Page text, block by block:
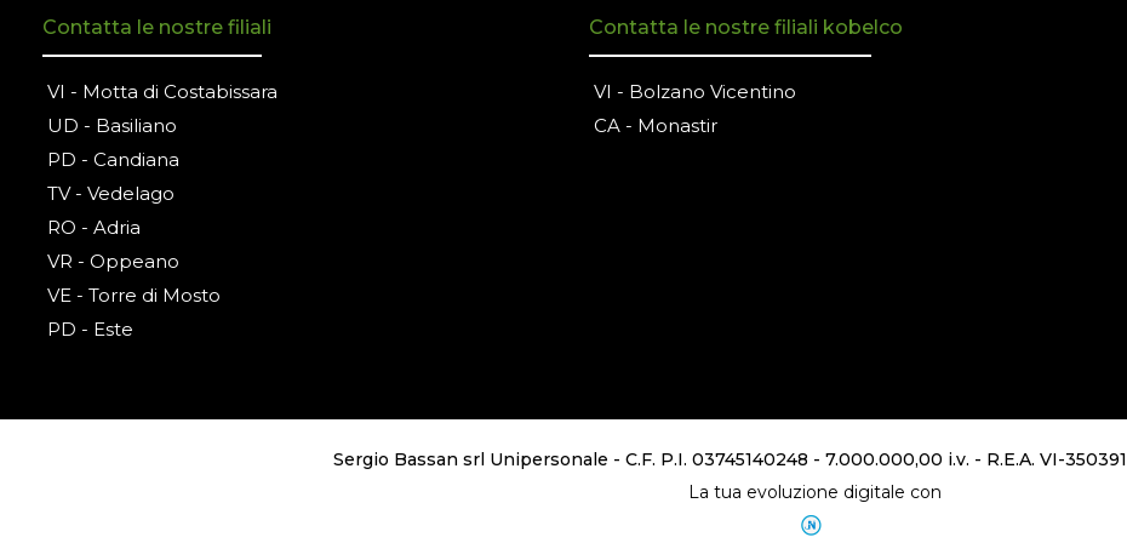
Contatta le nostre filiali
VI - Motta di Costabissara
UD - Basiliano
PD - Candiana
TV - Vedelago
RO - Adria
VR - Oppeano
VE - Torre di Mosto
PD - Este
Contatta le nostre filiali kobelco
VI - Bolzano Vicentino
CA - Monastir
Sergio Bassan srl Unipersonale - C.F. P.I. 03745140248 - 7.000.000,00 i.v. - R.E.A. VI-350391
La tua evoluzione digitale con